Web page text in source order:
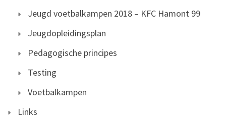
Jeugd voetbalkampen 2018 – KFC Hamont 99
Jeugdopleidingsplan
Pedagogische principes
Testing
Voetbalkampen
Links